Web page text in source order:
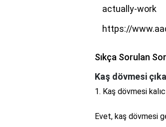
actually-work
https://
Sıkça Sorulan
Kaş dövmesi
1. Kaş dövmesi
Evet, kaş dövmesi